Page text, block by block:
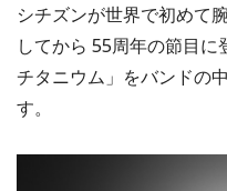
シチズンが世界で初めて
してから 55周年の節目
チタニウム」をバンドの
す。